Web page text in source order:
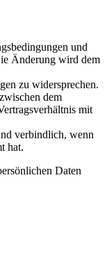
und
Änderung wird dem
zu widersprechen.
dem
mit
verbindlich, wenn
hat.
Daten